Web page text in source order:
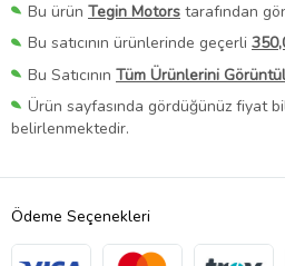
Bu ürün Tegin Motors tarafından
Bu satıcının ürünlerinde geçerli
Bu Satıcının Tüm Ürünlerini
Ürün sayfasında gördüğünüz fiyat
belirlenmektedir.
Ödeme Seçenekleri